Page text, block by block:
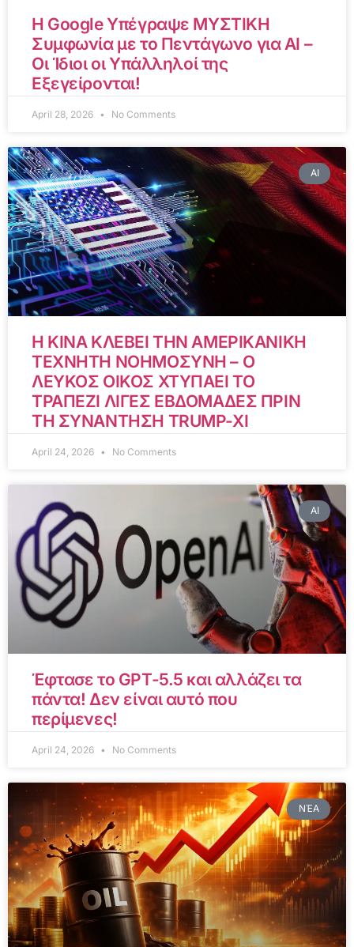
Η Google Υπέγραψε ΜΥΣΤΙΚΗ
Συμφωνία με το Πεντάγωνο για AI –
Οι Ίδιοι οι Υπάλληλοί της
Εξεγείρονται!
April 28, 2026 No Comments
AI
Η ΚΙΝΑ ΚΛΕΒΕΙ ΤΗΝ ΑΜΕΡΙΚΑΝΙΚΗ
ΤΕΧΝΗΤΗ ΝΟΗΜΟΣΥΝΗ – Ο
ΛΕΥΚΟΣ ΟΙΚΟΣ ΧΤΥΠΑΕΙ ΤΟ
ΤΡΑΠΕΖΙ ΛΙΓΕΣ ΕΒΔΟΜΑΔΕΣ ΠΡΙΝ
ΤΗ ΣΥΝΑΝΤΗΣΗ TRUMP-XI
April 24, 2026 No Comments
AI
Έφτασε το GPT-5.5 και αλλάζει τα
πάντα! Δεν είναι αυτό που
περίμενες!
April 24, 2026 No Comments
ΝΈΑ